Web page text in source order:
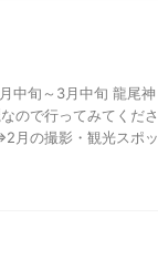
旬～3月中旬 龍尾神
ので行ってみてくださ
月の撮影・観光スポッ